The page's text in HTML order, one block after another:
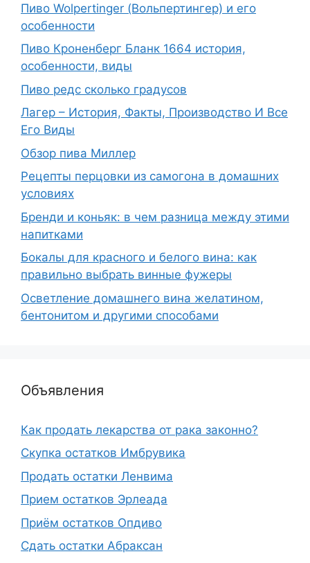
Пиво Wolpertinger (Вольпертингер) и его
особенности
Пиво Кроненберг Бланк 1664 история,
особенности, виды
Пиво редс сколько градусов
Лагер – История, Факты, Производство И Все
Его Виды
Обзор пива Миллер
Рецепты перцовки из самогона в домашних
условиях
Бренди и коньяк: в чем разница между этими
напитками
Бокалы для красного и белого вина: как
правильно выбрать винные фужеры
Осветление домашнего вина желатином,
бентонитом и другими способами
Объявления
Как продать лекарства от рака законно?
Скупка остатков Имбрувика
Продать остатки Ленвима
Прием остатков Эрлеада
Приём остатков Опдиво
Сдать остатки Абраксан